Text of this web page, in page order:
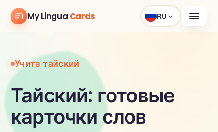
My Lingua Cards RU
Учите тайский
Тайский: готовые
карточки слов